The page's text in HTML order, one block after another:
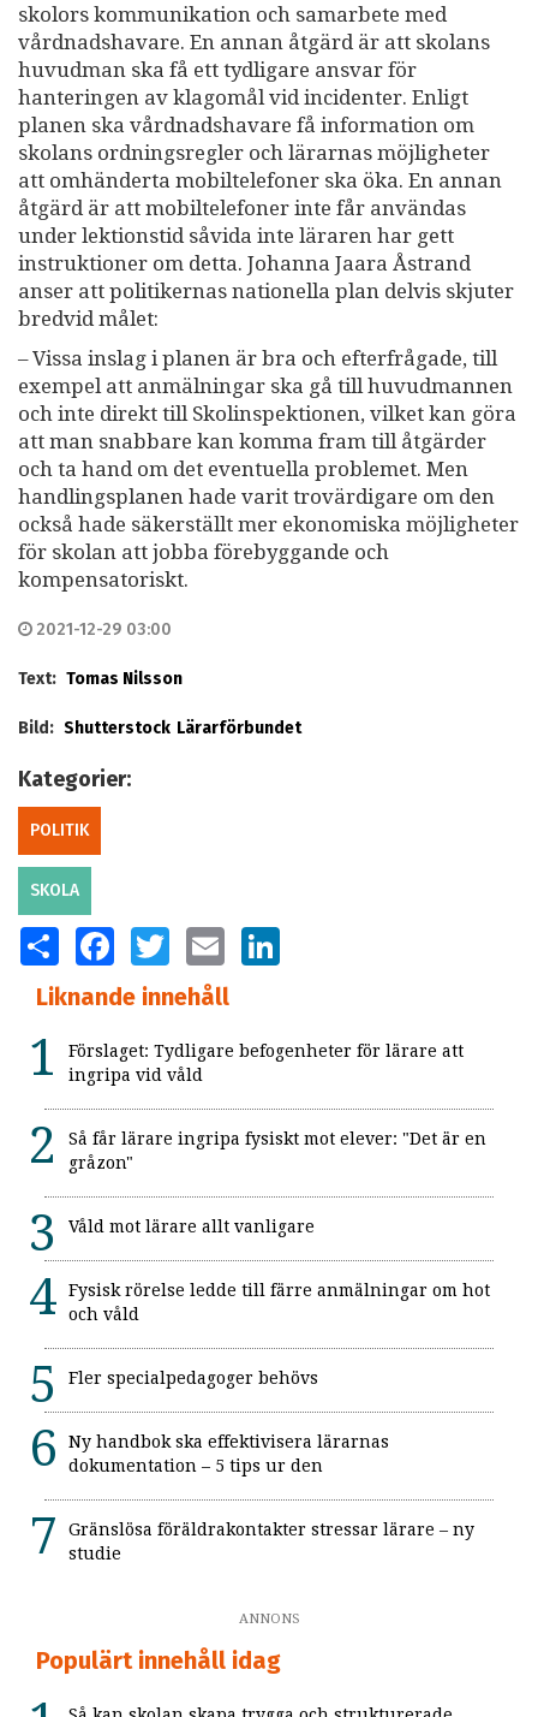
skolors kommunikation och samarbete med
vårdnadshavare. En annan åtgärd är att skolans
huvudman ska få ett tydligare ansvar för
hanteringen av klagomål vid incidenter. Enligt
planen ska vårdnadshavare få information om
skolans ordningsregler och lärarnas möjligheter
att omhänderta mobiltelefoner ska öka. En annan
åtgärd är att mobiltelefoner inte får användas
under lektionstid såvida inte läraren har gett
instruktioner om detta. Johanna Jaara Åstrand
anser att politikernas nationella plan delvis skjuter
bredvid målet:
– Vissa inslag i planen är bra och efterfrågade, till
exempel att anmälningar ska gå till huvudmannen
och inte direkt till Skolinspektionen, vilket kan göra
att man snabbare kan komma fram till åtgärder
och ta hand om det eventuella problemet. Men
handlingsplanen hade varit trovärdigare om den
också hade säkerställt mer ekonomiska möjligheter
för skolan att jobba förebyggande och
kompensatoriskt.
2021-12-29 03:00
Text: Tomas Nilsson
Bild: Shutterstock Lärarförbundet
Kategorier:
POLITIK
SKOLA
SHARE FACEBOOKTWITTER EMAIL
Liknande innehåll
Förslaget: Tydligare befogenheter för lärare att
ingripa vid våld
Så får lärare ingripa fysiskt mot elever: "Det är en
gråzon"
Våld mot lärare allt vanligare
Fysisk rörelse ledde till färre anmälningar om hot
och våld
Fler specialpedagoger behövs
Ny handbok ska effektivisera lärarnas
dokumentation – 5 tips ur den
Gränslösa föräldrakontakter stressar lärare – ny
studie
ANNONS
Populärt innehåll idag